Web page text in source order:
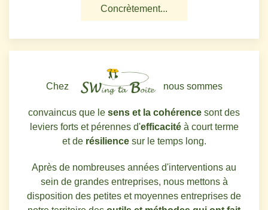
Concrètement...
Chez nous sommes
convaincus que le sens et la cohérence sont des
leviers forts et pérennes d'efficacitéà court terme
et de résilience sur le temps long.
Après de nombreuses années d'interventions au
sein de grandes entreprises, nous mettons à
disposition des petites et moyennes entreprises de